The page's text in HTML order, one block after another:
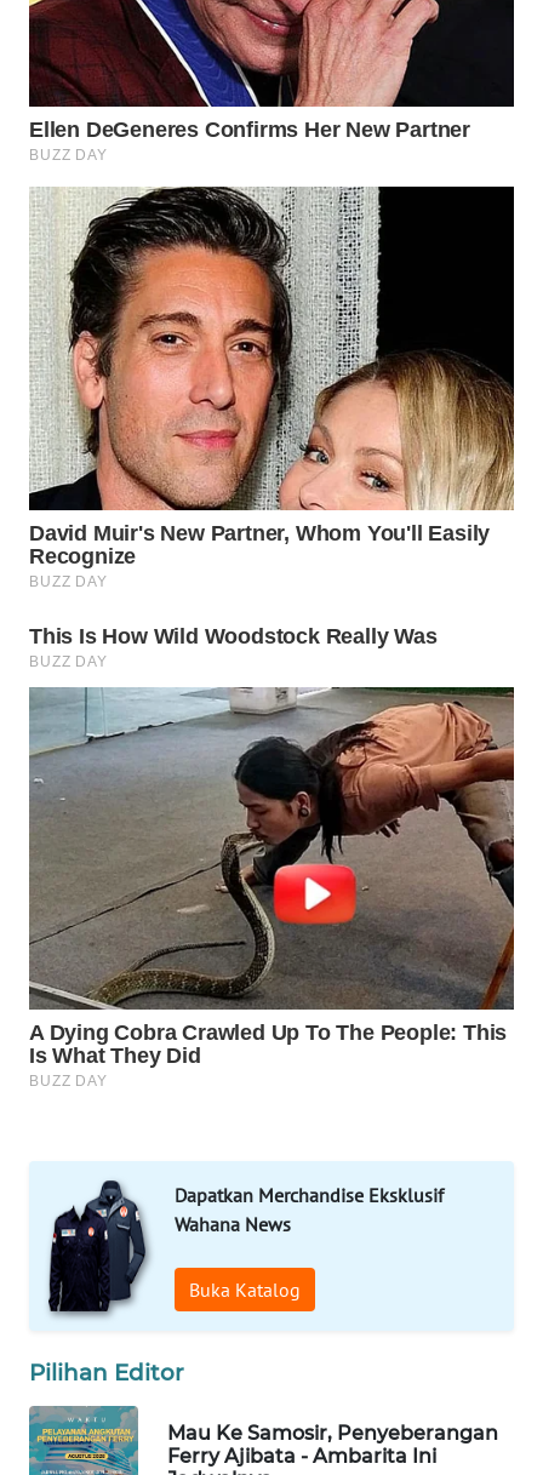
Dapatkan Merchandise Eksklusif
Wahana News
Buka Katalog
Pilihan Editor
Mau Ke Samosir, Penyeberangan
Ferry Ajibata - Ambarita Ini
WAHANA
HEALTH
WAHANA
DESA
WISATA
LAPAK
WAHANA
Wahana
Network
KONSUMEN
LISTRIK
MASYARAKAT
KELISTRIKAN
ID
MAWAKA
ID
MARTABAT
PLN
WATCH
MKLI
LPKKI
KOPEKLIN
PORTAL
KONSUMEN
FORWAMKI
ALPERKLINAS
FORJASIDA